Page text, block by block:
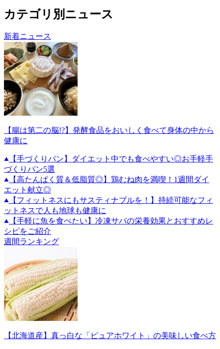
カテゴリ別ニュース
新着ニュース
【腸は第二の脳!?】発酵食品をおいしく食べて身体の中から
健康に
【手づくりパン】ダイエット中でも食べやすい◎お手軽手
づくりパン5選
【高たんぱく質＆低脂質◎】鶏むね肉を満喫！1週間ダイ
エット献立◎
【フィットネスにもサスティナブルを！】持続可能なフィ
ットネスで人も地球も健康に
【手軽に魚を食べたい】冷凍サバの栄養効果とおすすめレ
シピをご紹介
週間ランキング
【北海道産】真っ白な「ピュアホワイト」の美味しい食べ方